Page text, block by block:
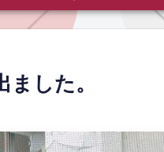
した。